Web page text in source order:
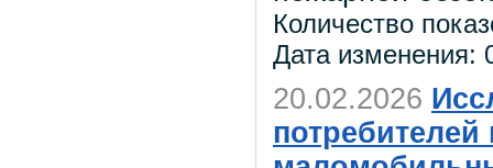
Количество
Дата изменения:
20.02.2026